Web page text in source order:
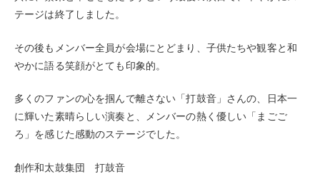
テージは終了しました。
その後もメンバー全員が会場にとどまり、子供たちや観客と和
やかに語る笑顔がとても印象的。
多くのファンの心を掴んで離さない「打鼓音」さんの、日本一
に輝いた素晴らしい演奏と、メンバーの熱く優しい「まごご
ろ」を感じた感動のステージでした。
創作和太鼓集団 打鼓音